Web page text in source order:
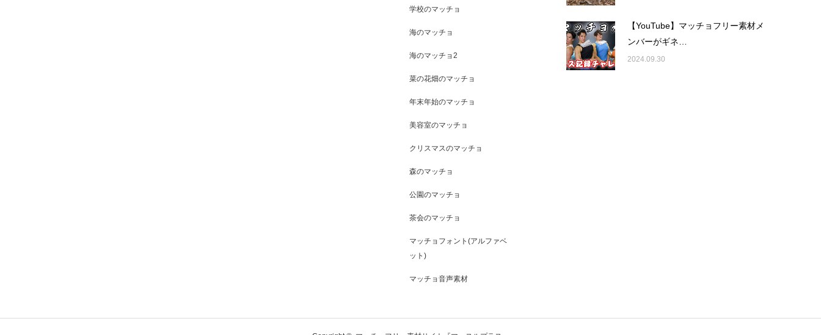
学校のマッチョ
海のマッチョ
海のマッチョ2
菜の花畑のマッチョ
年末年始のマッチョ
美容室のマッチョ
クリスマスのマッチョ
森のマッチョ
公園のマッチョ
茶会のマッチョ
マッチョフォント(アルファベ
ット)
マッチョ音声素材
【YouTube】マッチョフリー素材メ
ンバーがギネ…
2024.09.30